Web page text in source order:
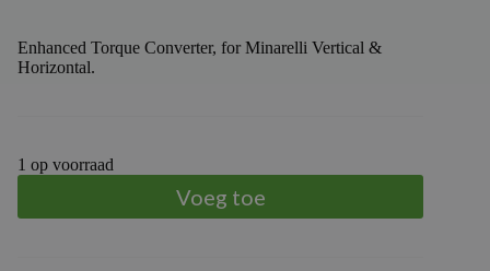
Enhanced Torque Converter, for Minarelli Vertical &
Horizontal.
1 op voorraad
Voeg toe